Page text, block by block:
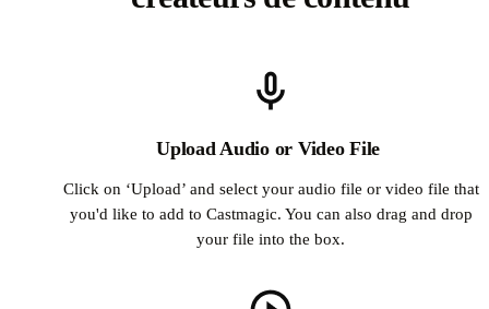
Upload Audio or Video File
Click on ‘Upload’ and select your audio file or video file that
you'd like to add to Castmagic. You can also drag and drop
your file into the box.